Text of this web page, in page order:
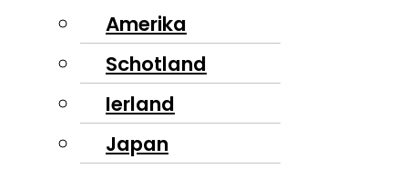
Amerika
Schotland
Ierland
Japan